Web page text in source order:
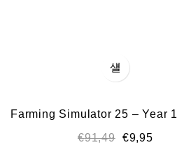
Farming Simulator 25 – Year
€91,49 €9,95